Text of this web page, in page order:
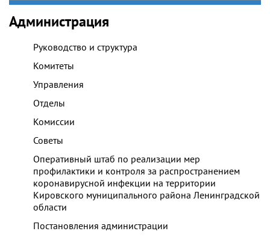
Администрация
Руководство и структура
Комитеты
Управления
Отделы
Комиссии
Советы
Оперативный штаб по реализации мер
профилактики и контроля за распространением
коронавирусной инфекции на территории
Кировского муниципального района Ленинградской
области
Постановления администрации